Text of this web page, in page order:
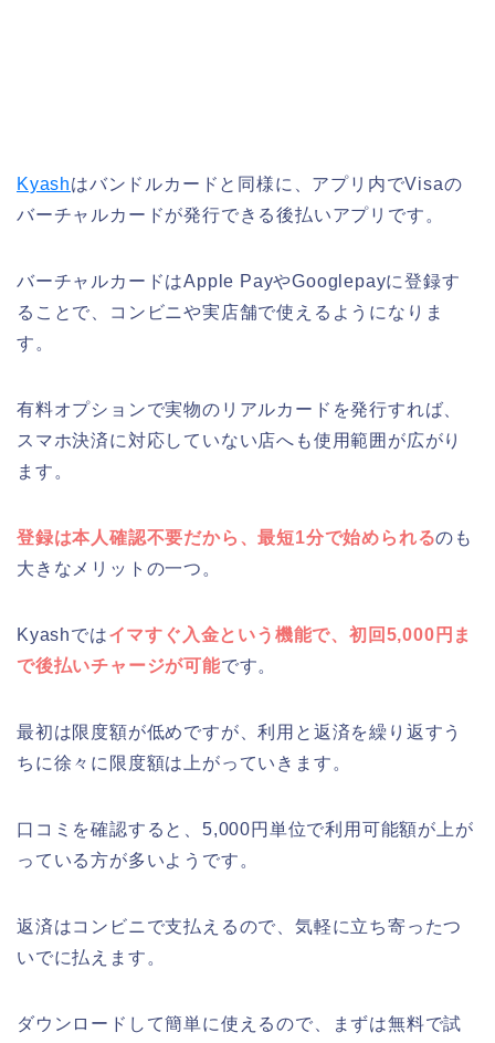
Kyashはバンドルカードと同様に、アプリ内でVisaの
バーチャルカードが発行できる後払いアプリです。
バーチャルカードはApple PayやGooglepayに登録す
ることで、コンビニや実店舗で使えるようになりま
す。
有料オプションで実物のリアルカードを発行すれば、
スマホ決済に対応していない店へも使用範囲が広がり
ます。
登録は本人確認不要だから、最短1分で始められるのも
大きなメリットの一つ。
Kyashではイマすぐ入金という機能で、初回5,000円ま
で後払いチャージが可能です。
最初は限度額が低めですが、利用と返済を繰り返すう
ちに徐々に限度額は上がっていきます。
口コミを確認すると、5,000円単位で利用可能額が上が
っている方が多いようです。
返済はコンビニで支払えるので、気軽に立ち寄ったつ
いでに払えます。
ダウンロードして簡単に使えるので、まずは無料で試